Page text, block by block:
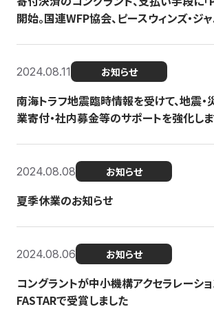
開始。国連WFP協会、ピースウィンズ・ジ
2024.08.11 お知らせ
南海トラフ地震臨時情報を受けて、地震
業寄付・社内募金等のサポートを強化し
2024.08.08 お知らせ
夏季休業のお知らせ
2024.08.06 お知らせ
コングラントが中小機構アクセラレーシ
FASTARで受賞しました